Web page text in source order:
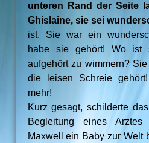
unteren Rand der Seite
Ghislaine, sie sei
ist. Sie war ein
habe sie gehört! Wo ist
aufgehört zu wimmern?
die leisen Schreie
mehr!
Kurz gesagt, schilderte
Begleitung eines
Maxwell ein Baby zur Welt